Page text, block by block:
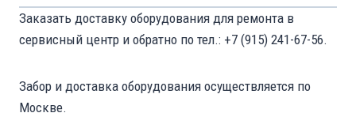
Заказать доставку оборудования для ремонта в
сервисный центр и обратно по тел.: +7 (915) 241-67-56.
Забор и доставка оборудования осуществляется по
Москве.